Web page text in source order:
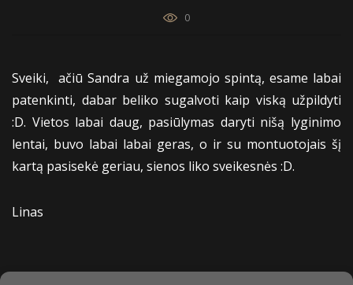
0
Sveiki, ačiū Sandra už miegamojo spintą, esame labai
patenkinti, dabar beliko sugalvoti kaip viską užpildyti
:D. Vietos labai daug, pasiūlymas daryti nišą lyginimo
lentai, buvo labai labai geras, o ir su montuotojais šį
kartą pasisekė geriau, sienos liko sveikesnės :D.
Linas